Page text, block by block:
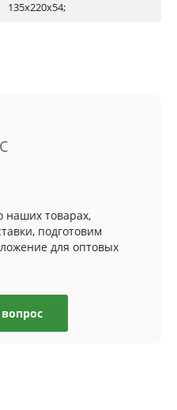
135x220x54;
наших товарах,
подготовим
для оптовых